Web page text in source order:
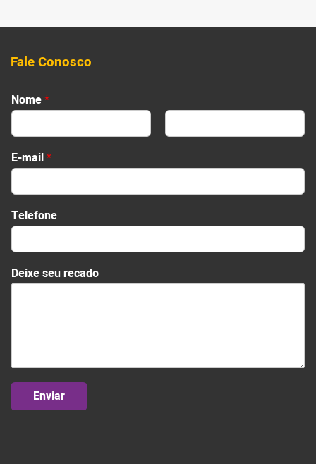
Fale Conosco
Nome*
s
e
*
s
e
E-mail*
Telefone
Deixe seu recado
Enviar